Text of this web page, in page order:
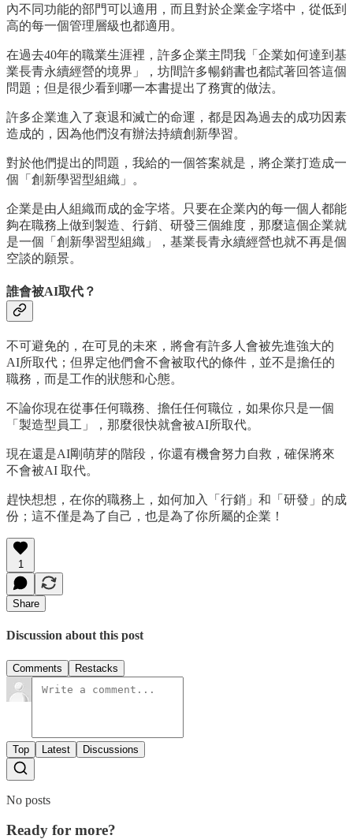
內不同功能的部門可以適用，而且對於企業金字塔中，從低到
高的每一個管理層級也都適用。
在過去40年的職業生涯裡，許多企業主問我「企業如何達到基
業長青永續經營的境界」，坊間許多暢銷書也都試著回答這個
問題；但是很少看到哪一本書提出了務實的做法。
許多企業進入了衰退和滅亡的命運，都是因為過去的成功因素
造成的，因為他們沒有辦法持續創新學習。
對於他們提出的問題，我給的一個答案就是，將企業打造成一
個「創新學習型組織」。
企業是由人組織而成的金字塔。只要在企業內的每一個人都能
夠在職務上做到製造、行銷、研發三個維度，那麼這個企業就
是一個「創新學習型組織」，基業長青永續經營也就不再是個
空談的願景。
誰會被AI取代？
不可避免的，在可見的未來，將會有許多人會被先進強大的
AI所取代；但界定他們會不會被取代的條件，並不是擔任的
職務，而是工作的狀態和心態。
不論你現在從事任何職務、擔任任何職位，如果你只是一個
「製造型員工」，那麼很快就會被AI所取代。
現在還是AI剛萌芽的階段，你還有機會努力自救，確保將來
不會被AI 取代。
趕快想想，在你的職務上，如何加入「行銷」和「研發」的成
份；這不僅是為了自己，也是為了你所屬的企業！
1
Share
Discussion about this post
Comments Restacks
Top Latest Discussions
No posts
Ready for more?